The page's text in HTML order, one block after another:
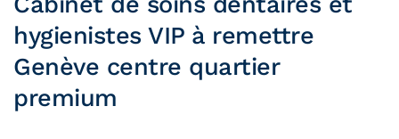
hygienistes VIP à remettre
Genève centre quartier
premium